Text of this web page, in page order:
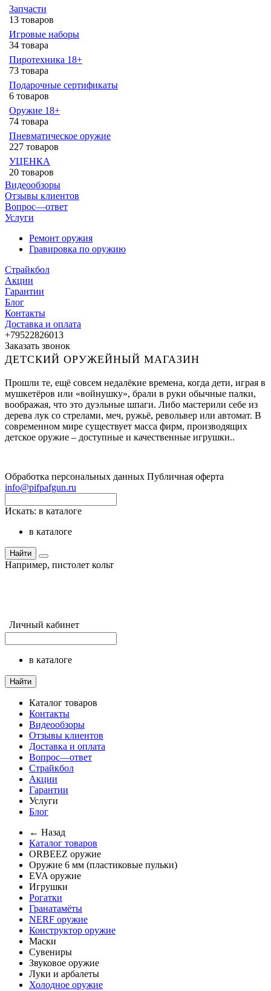
Запчасти
13 товаров
Игровые наборы
34 товара
Пиротехника 18+
73 товара
Подарочные сертификаты
6 товаров
Оружие 18+
74 товара
Пневматическое оружие
227 товаров
УЦЕНКА
20 товаров
Видеообзоры
Отзывы клиентов
Вопрос—ответ
Услуги
Ремонт оружия
Гравировка по оружию
Страйкбол
Акции
Гарантии
Блог
Контакты
Доставка и оплата
+79522826013
Заказать звонок
ДЕТСКИЙ ОРУЖЕЙНЫЙ МАГАЗИН
Прошли те, ещё совсем недалёкие времена, когда дети, играя в
мушкетёров или «войнушку», брали в руки обычные палки,
воображая, что это дуэльные шпаги. Либо мастерили себе из
дерева лук со стрелами, меч, ружьё, револьвер или автомат. В
современном мире существует масса фирм, производящих
детское оружие – доступные и качественные игрушки..
Обработка персональных данных Публичная оферта
info@pifpafgun.ru
Искать: в каталоге
в каталоге
Найти
Например, пистолет кольт
Личный кабинет
в каталоге
Найти
Каталог товаров
Контакты
Видеообзоры
Отзывы клиентов
Доставка и оплата
Вопрос—ответ
Страйкбол
Акции
Гарантии
Услуги
Блог
← Назад
Каталог товаров
ORBEEZ оружие
Оружие 6 мм (пластиковые пульки)
EVA оружие
Игрушки
Рогатки
Гранатамёты
NERF оружие
Конструктор оружие
Маски
Сувениры
Звуковое оружие
Луки и арбалеты
Холодное оружие